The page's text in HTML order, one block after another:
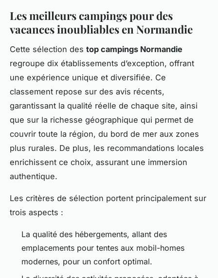
Les meilleurs campings pour des
vacances inoubliables en Normandie
Cette sélection des top campings Normandie
regroupe dix établissements d’exception, offrant
une expérience unique et diversifiée. Ce
classement repose sur des avis récents,
garantissant la qualité réelle de chaque site, ainsi
que sur la richesse géographique qui permet de
couvrir toute la région, du bord de mer aux zones
plus rurales. De plus, les recommandations locales
enrichissent ce choix, assurant une immersion
authentique.
Les critères de sélection portent principalement sur
trois aspects :
La qualité des hébergements, allant des
emplacements pour tentes aux mobil-homes
modernes, pour un confort optimal.